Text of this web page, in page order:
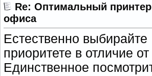
Re: Оптимальный
офиса
Естественно
приоритете в отличие
Единственное